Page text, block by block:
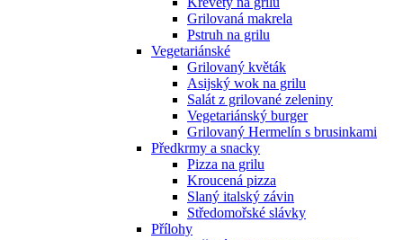
Grilovaná makrela
Pstruh na grilu
Vegetariánské
Grilovaný květák
Asijský wok na grilu
Salát z grilované zeleniny
Vegetariánský burger
Grilovaný Hermelín s brusinkami
Předkrmy a snacky
Pizza na grilu
Kroucená pizza
Slaný italský závin
Středomořské slávky
Přílohy